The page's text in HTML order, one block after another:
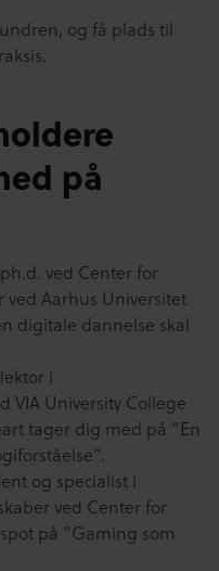
og få plads til
på
ved Center for
Aarhus Universitet
digitale dannelse skal
i
University College
tager dig med på ”En
og specialist i
ved Center for
på ”Gaming som